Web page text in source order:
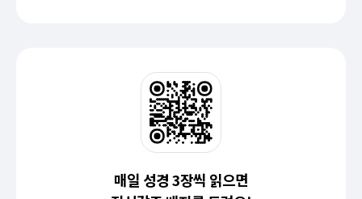
매일 성경 3장씩 읽으면